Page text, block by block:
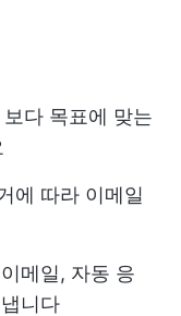
다 목표에 맞는
에 따라 이메일
메일, 자동 응
니다